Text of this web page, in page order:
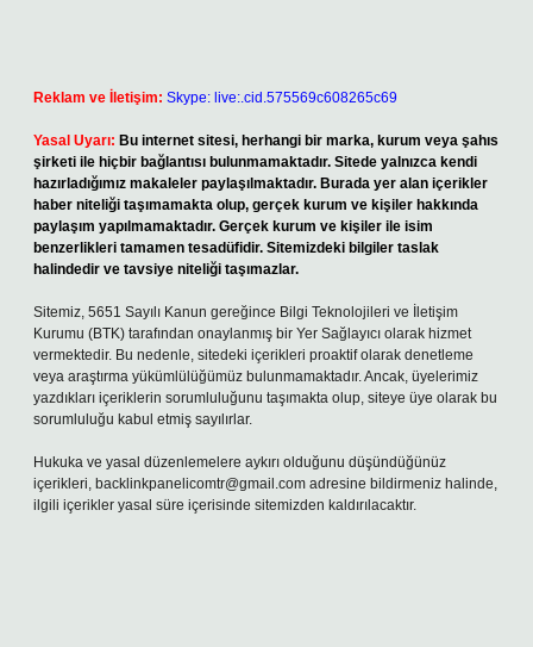
Reklam ve İletişim: Skype: live:.cid.575569c608265c69
Yasal Uyarı: Bu internet sitesi, herhangi bir marka, kurum veya şahıs
şirketi ile hiçbir bağlantısı bulunmamaktadır. Sitede yalnızca kendi
hazırladığımız makaleler paylaşılmaktadır. Burada yer alan içerikler
haber niteliği taşımamakta olup, gerçek kurum ve kişiler hakkında
paylaşım yapılmamaktadır. Gerçek kurum ve kişiler ile isim
benzerlikleri tamamen tesadüfidir. Sitemizdeki bilgiler taslak
halindedir ve tavsiye niteliği taşımazlar.
Sitemiz, 5651 Sayılı Kanun gereğince Bilgi Teknolojileri ve İletişim
Kurumu (BTK) tarafından onaylanmış bir Yer Sağlayıcı olarak hizmet
vermektedir. Bu nedenle, sitedeki içerikleri proaktif olarak denetleme
veya araştırma yükümlülüğümüz bulunmamaktadır. Ancak, üyelerimiz
yazdıkları içeriklerin sorumluluğunu taşımakta olup, siteye üye olarak bu
sorumluluğu kabul etmiş sayılırlar.
Hukuka ve yasal düzenlemelere aykırı olduğunu düşündüğünüz
içerikleri, backlinkpanelicomtr@gmail.com adresine bildirmeniz halinde,
ilgili içerikler yasal süre içerisinde sitemizden kaldırılacaktır.